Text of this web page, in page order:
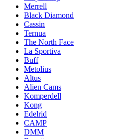
Merrell
Black Diamond
Cassin
Ternua
The North Face
La Sportiva
Buff
Metolius
Altus
Alien Cams
Komperdell
Kong
Edelrid
CAMP
DMM